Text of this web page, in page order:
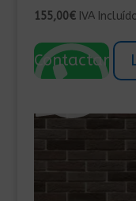
155,00€ IVA
Contactar